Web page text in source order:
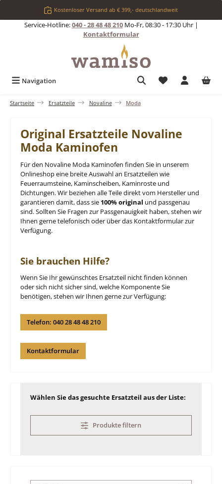
Zum Hauptinhalt springenKostenloser Versand ab € 399,- deutschlandweit
Service-Hotline:040 - 28 48 48 210Mo-Fr, 08:30 - 17:30 Uhr |
Kontaktformular
Navigation Du hast 0
Startseite Ersatzteile Novaline Moda
Original Ersatzteile Novaline
Moda Kaminofen
Für den Novaline Moda Kaminofen finden Sie in unserem
Onlineshop eine breite Auswahl an Ersatzteilen wie
Feuerraumsteine, Kaminscheiben, Kaminroste und
Dichtungen. Wir beziehen alle Teile direkt vom Hersteller und
garantieren damit, dass sie 100% original und passgenau
sind. Sollten Sie Fragen zur Passgenauigkeit haben, stehen wir
Ihnen gerne telefonisch oder über das Kontaktformular zur
Verfügung.
Sie brauchen Hilfe?
Wenn Sie Ihr gewünschtes Ersatzteil nicht finden können
oder sich nicht sicher sind, welche Komponente Sie
benötigen, stehen wir Ihnen gerne zur Verfügung:
Telefon: 040 28 48 48 210
Kontaktformular
Wählen Sie das gesuchte Ersatzteil aus der Liste:
Produkte filtern